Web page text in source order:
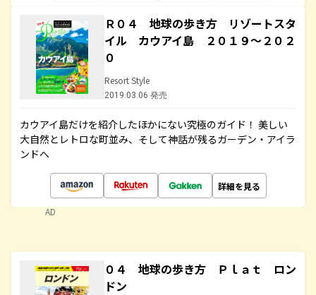
Ｒ０４ 地球の歩き方 リゾートスタ
イル カウアイ島 ２０１９～２０２
０
Resort Style
2019.03.06 発売
カウアイ島だけを紹介したほかにない究極のガイド！ 美しい
大自然とレトロな町並み、そして神話が残るガーデン・アイラ
ンドへ
詳細を見る
AD
０４ 地球の歩き方 Ｐｌａｔ ロン
ドン